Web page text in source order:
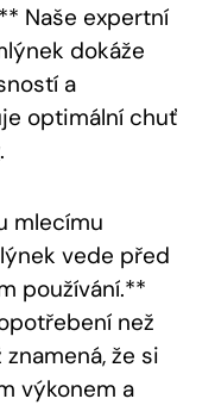
Naše expertní
dokáže
a
optimální chuť
.
mlecímu
vede před
používání.**
než
že si
​výkonem a